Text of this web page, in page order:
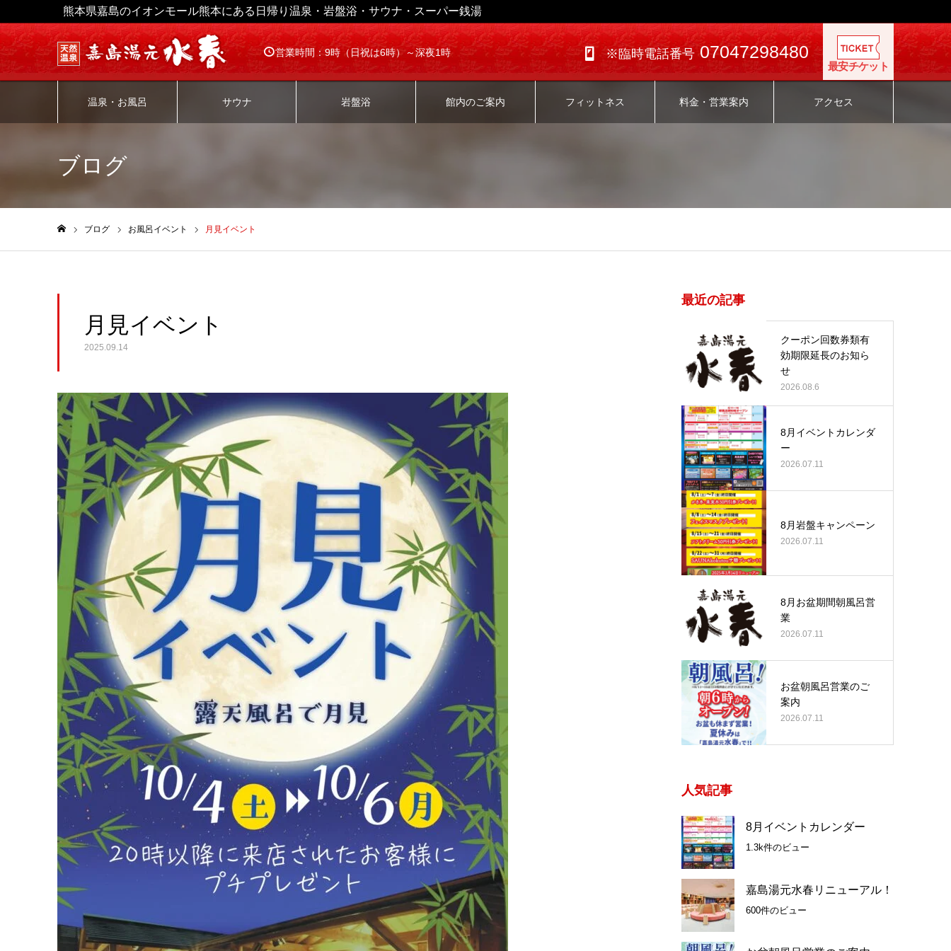
熊本県嘉島のイオンモール熊本にある日帰り温泉・岩盤浴・サウナ・スーパー銭湯
営業時間：9時（日祝は6時）～深夜1時 ※臨時電話番号07047298480
最安チケット
温泉・お風呂 サウナ 岩盤浴 館内のご案内 フィットネス 料金・営業案内 アクセス
ブログ
ブログ お風呂イベント 月見イベント
月見イベント
2025.09.14
最近の記事
クーポン回数券類有
効期限延長のお知ら
せ
2026.08.6
8月イベントカレンダ
ー
2026.07.11
8月岩盤キャンペーン
2026.07.11
8月お盆期間朝風呂営
業
2026.07.11
お盆朝風呂営業のご
案内
2026.07.11
人気記事
8月イベントカレンダー
1.3k件のビュー
嘉島湯元水春リニューアル！
600件のビュー